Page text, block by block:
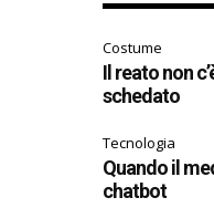
Costume
Il reato non
schedato
Tecnologia
Quando il
chatbot